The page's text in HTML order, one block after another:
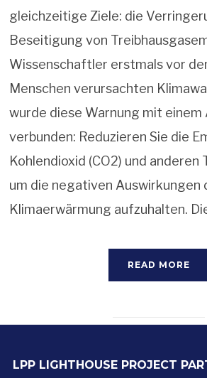
gleichzeitige Ziele: die
Beseitigung von
Wissenschaftler erstmals vor
Menschen verursachten
wurde diese Warnung mit
verbunden: Reduzieren Sie die
Kohlendioxid (CO2) und anderen
um die negativen Auswirkungen
Klimaerwärmung aufzuhalten.
READ MORE
LPP LIGHTHOUSE PROJECT